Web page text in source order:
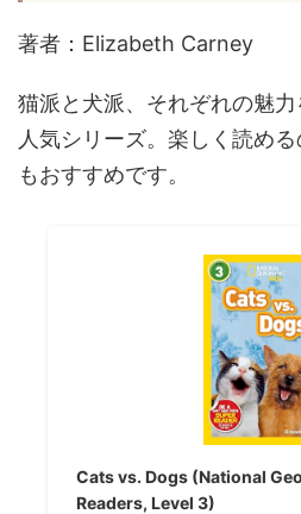
著者：Elizabeth Carney
猫派と犬派、それぞれの魅
人気シリーズ。楽しく読め
もおすすめです。
Cats vs. Dogs (National
Readers, Level 3)